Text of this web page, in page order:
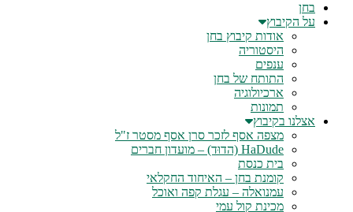
בחן
על הקיבוץ
אודות קיבוץ בחן
היסטוריה
ענפים
התותח של בחן
ארכיולוגיה
תמונות
אצלנו בקיבוץ
מצפה אסף לזכר סרן אסף מסטר ז"ל
HaDude (הדוּד) – מועדון חברים
בית כנסת
קומנת בחן – האיחוד החקלאי
עמנואלה – עגלת קפה ואוכל
מכינת קול עמי